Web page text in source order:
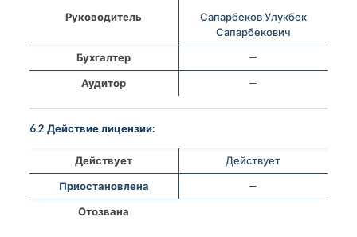
Руководитель
Сапарбеков Улукбек
Сапарбекович
Бухгалтер
—
Аудитор
—
6.2 Действие лицензии:
Действует
Действует
Приостановлена
—
Отозвана